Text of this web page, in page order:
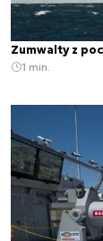
Zumwalty z
1 min.